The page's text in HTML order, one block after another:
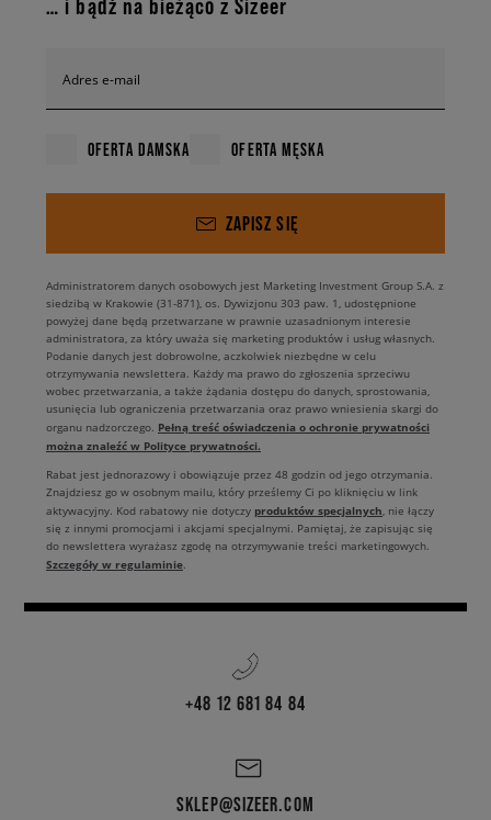
… i bądź na bieżąco z Sizeer
Adres e-mail
OFERTA DAMSKA OFERTA MĘSKA
ZAPISZ SIĘ
Administratorem danych osobowych jest Marketing Investment Group S.A. z
siedzibą w Krakowie (31-871), os. Dywizjonu 303 paw. 1, udostępnione
powyżej dane będą przetwarzane w prawnie uzasadnionym interesie
administratora, za który uważa się marketing produktów i usług własnych.
Podanie danych jest dobrowolne, aczkolwiek niezbędne w celu
otrzymywania newslettera. Każdy ma prawo do zgłoszenia sprzeciwu
wobec przetwarzania, a także żądania dostępu do danych, sprostowania,
usunięcia lub ograniczenia przetwarzania oraz prawo wniesienia skargi do
organu nadzorczego. Pełną treść oświadczenia o ochronie prywatności
można znaleźć w Polityce prywatności.
Rabat jest jednorazowy i obowiązuje przez 48 godzin od jego otrzymania.
Znajdziesz go w osobnym mailu, który prześlemy Ci po kliknięciu w link
aktywacyjny. Kod rabatowy nie dotyczy produktów specjalnych, nie łączy
się z innymi promocjami i akcjami specjalnymi. Pamiętaj, że zapisując się
do newslettera wyrażasz zgodę na otrzymywanie treści marketingowych.
Szczegóły w regulaminie.
+48 12 681 84 84
SKLEP@SIZEER.COM